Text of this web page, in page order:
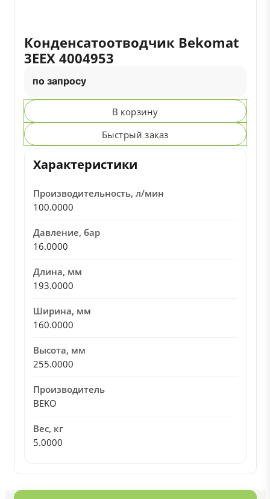
Конденсатоотводчик Bekomat
3EEX 4004953
по запросу
В корзину
Быстрый заказ
Характеристики
Производительность, л/мин
100.0000
Давление, бар
16.0000
Длина, мм
193.0000
Ширина, мм
160.0000
Высота, мм
255.0000
Производитель
BEKO
Вес, кг
5.0000